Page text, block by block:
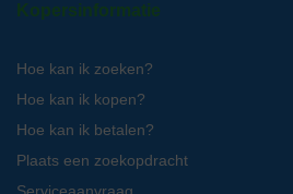
Kopersinformatie
Hoe kan ik zoeken?
Hoe kan ik kopen?
Hoe kan ik betalen?
Plaats een zoekopdracht